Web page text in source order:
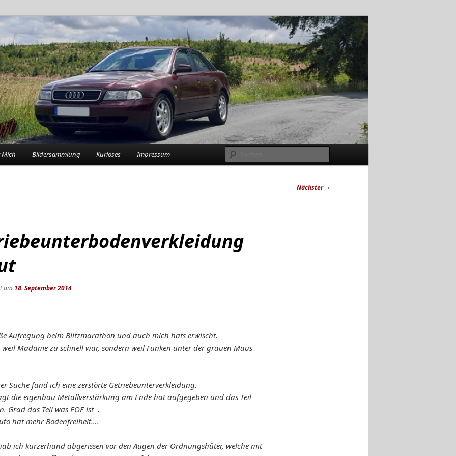
in der Garage
Bildersammlung Kurioses Impressum
Nächster→
am 18. September 2014
Aufregung beim Blitzmarathon und auch mich hats erwischt.
Madame zu schnell war, sondern weil Funken unter der grauen Maus
Suche fand ich eine zerstörte Getriebeunterverkleidung.
die eigenbau Metallverstärkung am Ende hat aufgegeben und das Teil
Grad das Teil was EOE ist .
hat mehr Bodenfreiheit….
ich kurzerhand abgerissen vor den Augen der Ordnungshüter, welche mit